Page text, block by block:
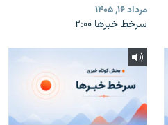
مرداد ۱۶, ۱۴۰۵
سرخط خبرها ۲:۰۰